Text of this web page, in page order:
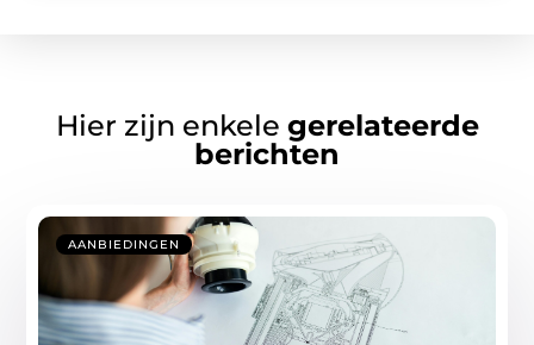
Hier zijn enkele gerelateerde
berichten
AANBIEDINGEN